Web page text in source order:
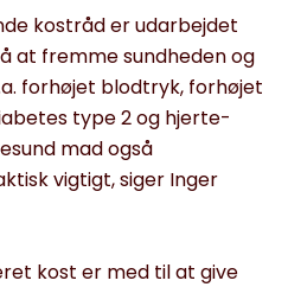
kostråd er udarbejdet
at fremme sundheden og
forhøjet blodtryk, forhøjet
type 2 og hjerte-
mad også
vigtigt, siger Inger
kost er med til at give